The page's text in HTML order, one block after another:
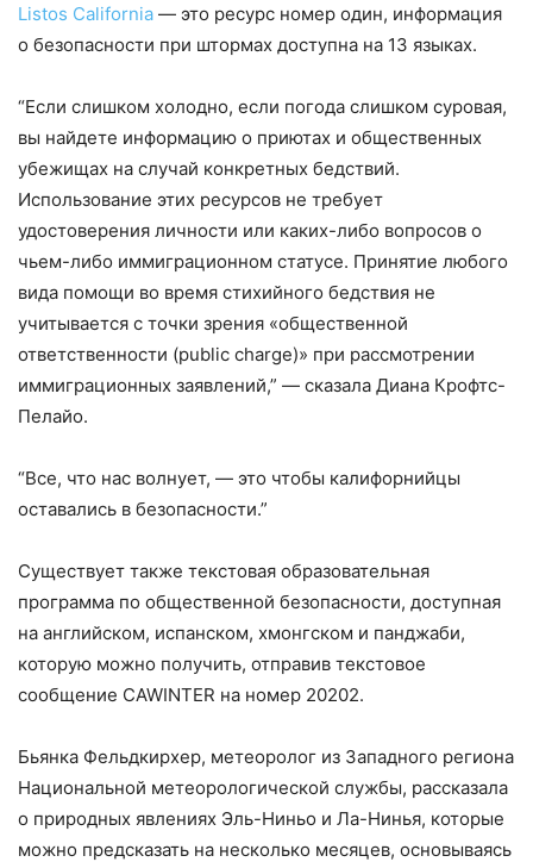
Listos California — это ресурс номер один, информация
о безопасности при штормах доступна на 13 языках.
“Если слишком холодно, если погода слишком суровая,
вы найдете информацию о приютах и общественных
убежищах на случай конкретных бедствий.
Использование этих ресурсов не требует
удостоверения личности или каких-либо вопросов о
чьем-либо иммиграционном статусе. Принятие любого
вида помощи во время стихийного бедствия не
учитывается с точки зрения «общественной
ответственности (public charge)» при рассмотрении
иммиграционных заявлений,” — сказала Диана Крофтс-
Пелайо.
“Все, что нас волнует, — это чтобы калифорнийцы
оставались в безопасности.”
Существует также текстовая образовательная
программа по общественной безопасности, доступная
на английском, испанском, хмонгском и панджаби,
которую можно получить, отправив текстовое
сообщение CAWINTER на номер 20202.
Бьянка Фельдкирхер, метеоролог из Западного региона
Национальной метеорологической службы, рассказала
о природных явлениях Эль-Ниньо и Ла-Нинья, которые
можно предсказать на несколько месяцев, основываясь